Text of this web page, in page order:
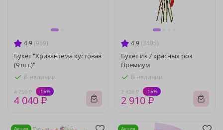
4.9 (969)
Букет "Хризантема кустовая
(9 шт.)"
В наличии
4 750 ₽ -15%
4 040 ₽
4.9 (3405)
Букет из 7 красных роз
Премиум
В наличии
3 420 ₽ -15%
2 910 ₽
Акция Акция